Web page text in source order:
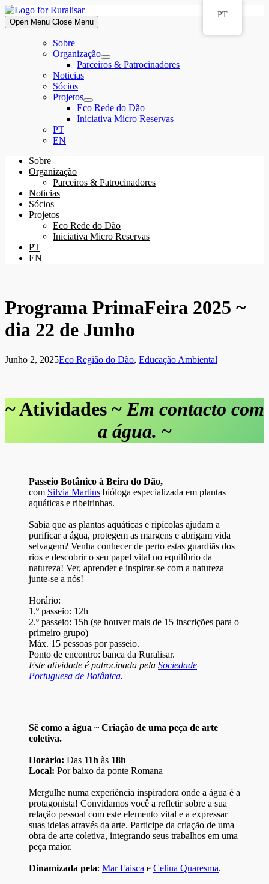
Skip
to
content
Open Menu Close Menu
Sobre
Organização
Show
sub
Parceiros & Patrocinadores
Noticias
Sócios
Projetos
Show
sub
menu
Eco Rede do Dão
Iniciativa Micro Reservas
PT
EN
Sobre
Organização
Parceiros & Patrocinadores
Noticias
Sócios
Projetos
Eco Rede do Dão
Iniciativa Micro Reservas
PT
EN
Programa PrimaFeira 2025 ~
dia 22 de Junho
Junho 2, 2025Eco Região do Dão, Educação Ambiental
~ Atividades ~Em contacto com
a água. ~
Passeio Botânico à Beira do Dão,
com Silvia Martins bióloga especializada em plantas
aquáticas e ribeirinhas.
Sabia que as plantas aquáticas e ripícolas ajudam a
purificar a água, protegem as margens e abrigam vida
selvagem? Venha conhecer de perto estas guardiãs dos
rios e descobrir o seu papel vital no equilíbrio da
natureza! Ver, aprender e inspirar-se com a natureza —
junte-se a nós!
Horário:
1.º passeio: 12h
2.º passeio: 15h (se houver mais de 15 inscrições para o
primeiro grupo)
Máx. 15 pessoas por passeio.
Ponto de encontro: banca da Ruralisar.
Este atividade é patrocinada pela Sociedade
Portuguesa de Botânica.
Sê como a água ~ Criação de uma peça de arte
coletiva.
Horário: Das 11h às 18h
Local: Por baixo da ponte Romana
Mergulhe numa experiência inspiradora onde a água é a
protagonista! Convidamos você a refletir sobre a sua
relação pessoal com este elemento vital e a expressar
suas ideias através da arte. Participe da criação de uma
obra de arte coletiva, integrando seus trabalhos em uma
peça maior.
Dinamizada pela: Mar Faisca e Celina Quaresma.
PT